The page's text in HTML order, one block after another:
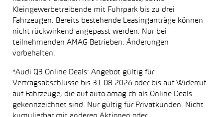
Kleingewerbetreibende mit Fuhrpark bis zu drei
Fahrzeugen. Bereits bestehende Leasinganträge können
nicht rückwirkend angepasst werden. Nur bei
teilnehmenden AMAG Betrieben. Änderungen
vorbehalten.
*Audi Q3 Online Deals: Angebot gültig für
Vertragsabschlüsse bis 31.08.2026 oder bis auf Widerruf
auf Fahrzeuge, die auf auto.amag.ch als Online Deals
gekennzeichnet sind. Nur gültig für Privatkunden. Nicht